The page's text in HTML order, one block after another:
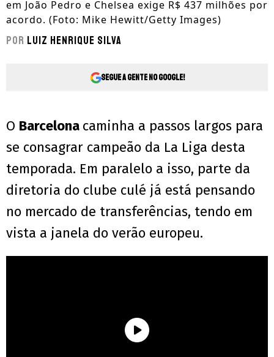
em João Pedro e Chelsea exige R$ 437 milhões por
acordo. (Foto: Mike Hewitt/Getty Images)
Por Luiz Henrique Silva
Segue a gente no Google!
O Barcelona caminha a passos largos para
se consagrar campeão da La Liga desta
temporada. Em paralelo a isso, parte da
diretoria do clube culé já está pensando
no mercado de transferências, tendo em
vista a janela do verão europeu.